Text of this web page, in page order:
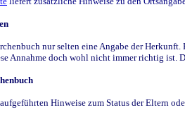
nur selten eine Angabe der
Annahme doch wohl nicht immer richtig ist.
Hinweise zum Status der Eltern